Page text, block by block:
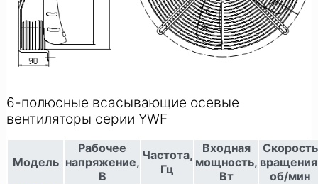
6-полюсные всасывающие осевые
вентиляторы серии YWF
Модель
Рабочее
напряжение,
В
Частота,
Гц
Входная
мощность,
Вт
Скорость
об/мин